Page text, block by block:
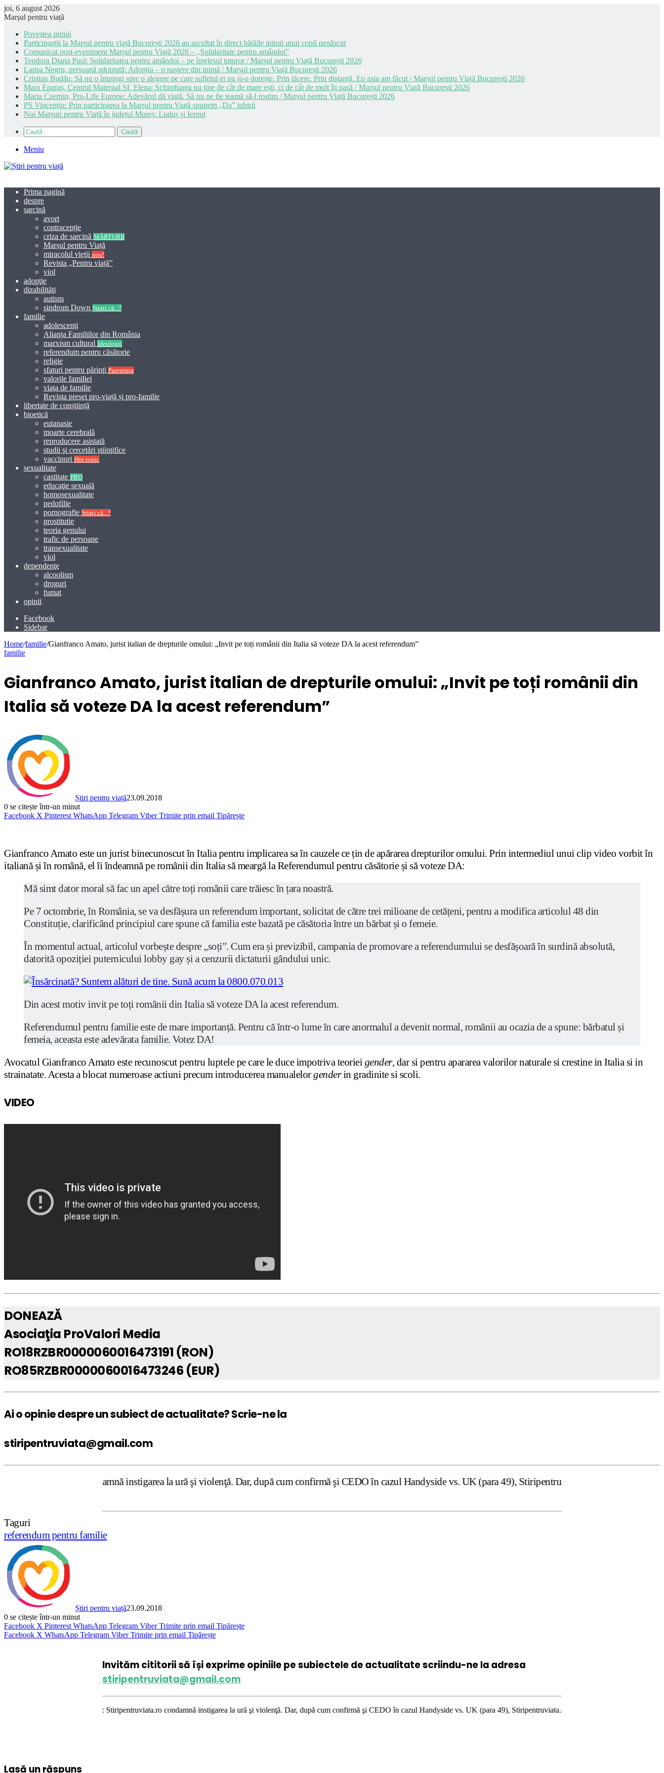
joi, 6 august 2026
Marșul pentru viață
Povestea inimii
Participanții la Marșul pentru viață București 2026 au ascultat în direct bătăile inimii unui copil nenăscut
Comunicat post-eveniment Marșul pentru Viață 2026 – „Solidaritate pentru amândoi”
Teodora Diana Paul: Solidaritatea pentru amândoi – pe înțelesul tuturor / Marșul pentru Viață București 2026
Larisa Negru, persoană adoptată: Adopția – o naștere din inimă / Marșul pentru Viață București 2026
Cristian Budău: Să nu o împingi spre o alegere pe care sufletul ei nu și-o dorește. Prin tăcere. Prin distanță. Eu asta am făcut / Marșul pentru Viață București 2026
Mara Epuraș, Centrul Maternal Sf. Elena: Schimbarea nu ține de cât de mare ești, ci de cât de mult îți pasă / Marșul pentru Viață București 2026
Maria Czernin, Pro-Life Europe: Adevărul dă viață. Să nu ne fie teamă să-l rostim / Marșul pentru Viață București 2026
PS Vincențiu: Prin participarea la Marșul pentru Viață spunem „Da” iubirii
Noi Marșuri pentru Viață în județul Mureș: Luduș și Iernut
Caută
Meniu
Prima pagină
despre
sarcină
avort
contracepție
criza de sarcină MĂRTURII
Marșul pentru Viață
miracolul vieţii nou!
Revista „Pentru viață”
viol
adopţie
dizabilităţi
autism
sindrom Down Știați că...?
familie
adolescenţi
Alianța Familiilor din România
marxism cultural Ideologii
referendum pentru căsătorie
religie
sfaturi pentru părinţi Parenting
valorile familiei
viaţa de familie
Revista presei pro-viață și pro-familie
libertate de conștiință
bioetică
eutanasie
moarte cerebrală
reproducere asistată
studii şi cercetări ştiinţifice
vaccinuri Hot topic
sexualitate
castitate PRO
educaţie sexuală
homosexualitate
pedofilie
pornografie Știați că...?
prostitutie
teoria genului
trafic de persoane
transexualitate
viol
dependenţe
alcoolism
droguri
fumat
opinii
Facebook
Sidebar
Home/familie/Gianfranco Amato, jurist italian de drepturile omului: „Invit pe toți românii din Italia să voteze DA la acest referendum”
familie
Gianfranco Amato, jurist italian de drepturile omului: „Invit pe toți românii din
Italia să voteze DA la acest referendum”
Știri pentru viață23.09.2018
0 se citește într-un minut
Facebook X Pinterest WhatsApp Telegram Viber Trimite prin email Tipărește
Gianfranco Amato este un jurist binecunoscut în Italia pentru implicarea sa în cauzele ce țin de apărarea drepturilor omului. Prin intermediul unui clip video vorbit în
italiană și în română, el îi îndeamnă pe românii din Italia să meargă la Referendumul pentru căsătorie și să voteze DA:
Mă simt dator moral să fac un apel către toți românii care trăiesc în țara noastră.
Pe 7 octombrie, în România, se va desfășura un referendum important, solicitat de către trei milioane de cetățeni, pentru a modifica articolul 48 din
Constituție, clarificând principiul care spune că familia este bazată pe căsătoria între un bărbat și o femeie.
În momentul actual, articolul vorbește despre „soți”. Cum era și previzibil, campania de promovare a referendumului se desfășoară în surdină absolută,
datorită opoziției puternicului lobby gay și a cenzurii dictaturii gândului unic.
Din acest motiv invit pe toți românii din Italia să voteze DA la acest referendum.
Referendumul pentru familie este de mare importanță. Pentru că într-o lume în care anormalul a devenit normal, românii au ocazia de a spune: bărbatul și
femeia, aceasta este adevărata familie. Votez DA!
Avocatul Gianfranco Amato este recunoscut pentru luptele pe care le duce impotriva teorieigender, dar si pentru apararea valorilor naturale si crestine in Italia si in
strainatate. Acesta a blocat numeroase actiuni precum introducerea manualelorgenderin gradinite si scoli.
VIDEO
DONEAZĂ
Asociaţia ProValori Media
RO18RZBR0000060016473191 (RON)
RO85RZBR0000060016473246 (EUR)
Ai o opinie despre un subiect de actualitate? Scrie-ne la
stiripentruviata@gmail.com
condamnă instigarea la ură şi violenţă. Dar, după cum confirmă şi CEDO în cazul Handyside vs. UK (para 49), Stiripentruviata.ro consideră că dezbaterea
Taguri
referendum pentru familie
Știri pentru viață23.09.2018
0 se citește într-un minut
Facebook X Pinterest WhatsApp Telegram Viber Trimite prin email Tipărește
Facebook X WhatsApp Telegram Viber Trimite prin email Tipărește
Invităm cititorii să își exprime opiniile pe subiectele de actualitate scriindu-ne la adresa
stiripentruviata@gmail.com
DISCLAIMER: Stiripentruviata.ro condamnă instigarea la ură şi violenţă. Dar, după cum confirmă şi CEDO în cazul Handyside vs. UK (para 49), Stiripentruviata.ro consideră că dezbaterea onestă şi
Lasă un răspuns